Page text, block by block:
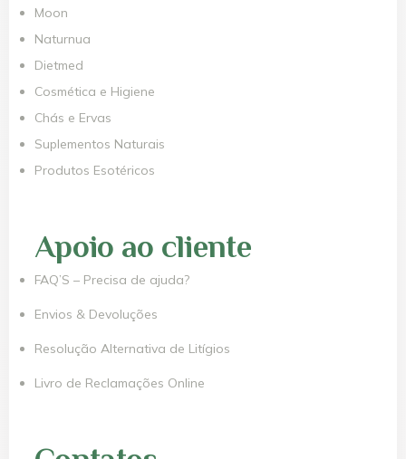
Moon
Naturnua
Dietmed
Cosmética e Higiene
Chás e Ervas
Suplementos Naturais
Produtos Esotéricos
Apoio ao cliente
FAQ’S – Precisa de ajuda?
Envios & Devoluções
Resolução Alternativa de Litígios
Livro de Reclamações Online